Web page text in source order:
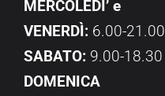
MERCOLEDI’ e
VENERDÌ: 6.00-21.00
SABATO: 9.00-18.30
DOMENICA